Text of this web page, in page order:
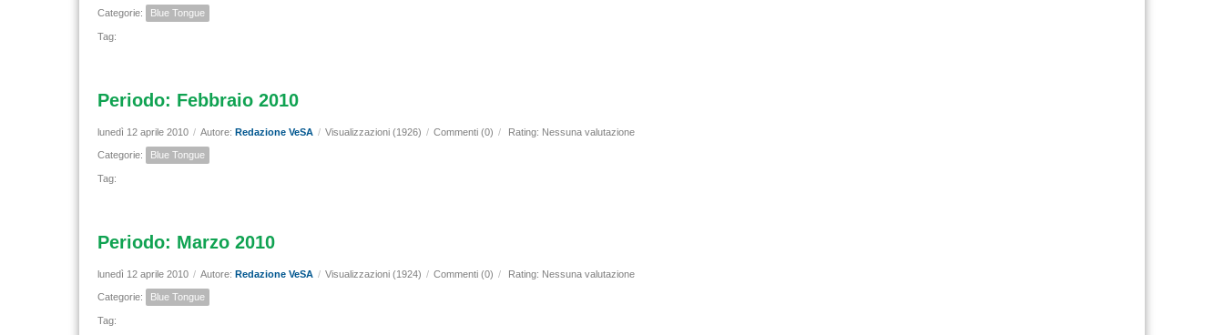
Categorie: Blue Tongue
Tag:
Periodo: Febbraio 2010
lunedì 12 aprile 2010 / Autore: Redazione VeSA / Visualizzazioni (1926) / Commenti (0) / Rating: Nessuna valutazione
Categorie: Blue Tongue
Tag:
Periodo: Marzo 2010
lunedì 12 aprile 2010 / Autore: Redazione VeSA / Visualizzazioni (1924) / Commenti (0) / Rating: Nessuna valutazione
Categorie: Blue Tongue
Tag: